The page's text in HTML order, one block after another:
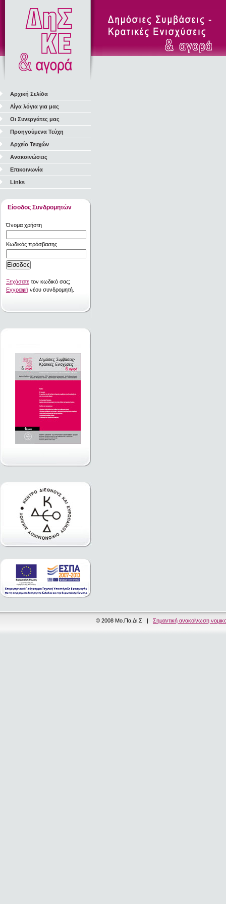
Αρχική Σελίδα
Λίγα λόγια για μας
Οι Συνεργάτες μας
Προηγούμενα Τεύχη
Αρχείο Τευχών
Ανακοινώσεις
Επικοινωνία
Links
Είσοδος Συνδρομητών
Όνομα χρήστη
Κωδικός πρόσβασης
Ξεχάσατε τον κωδικό σας;
Εγγραφή νέου συνδρομητή.
© 2008 Μο.Πα.Δι.Σ | Σημαντική ανακοίνωση